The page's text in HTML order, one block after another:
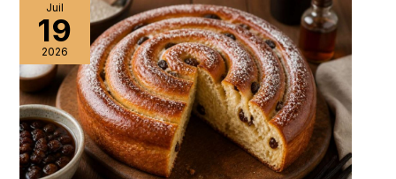
Juil
19
2026